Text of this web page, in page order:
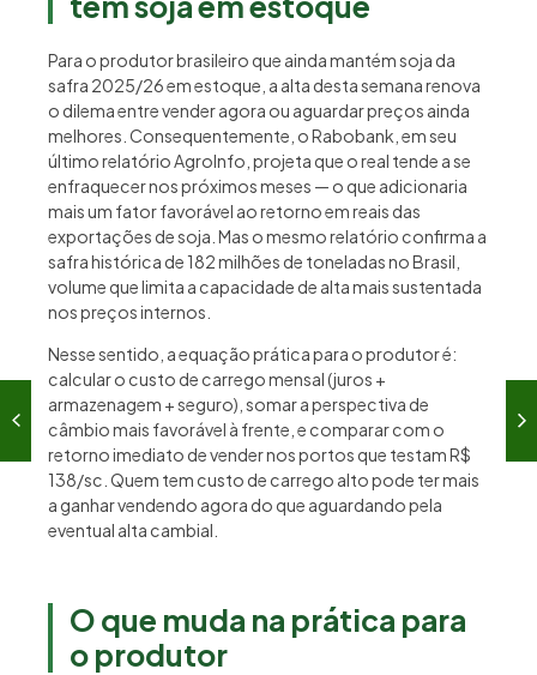
Para o produtor brasileiro que ainda mantém soja da
safra 2025/26 em estoque, a alta desta semana renova
o dilema entre vender agora ou aguardar preços ainda
melhores. Consequentemente, o Rabobank, em seu
último relatório AgroInfo, projeta que o real tende a se
enfraquecer nos próximos meses — o que adicionaria
mais um fator favorável ao retorno em reais das
exportações de soja. Mas o mesmo relatório confirma a
safra histórica de 182 milhões de toneladas no Brasil,
volume que limita a capacidade de alta mais sustentada
nos preços internos.
Nesse sentido, a equação prática para o produtor é:
calcular o custo de carrego mensal (juros +
armazenagem + seguro), somar a perspectiva de
câmbio mais favorável à frente, e comparar com o
retorno imediato de vender nos portos que testam R$
138/sc. Quem tem custo de carrego alto pode ter mais
a ganhar vendendo agora do que aguardando pela
eventual alta cambial.
O que muda na prática para
o produtor